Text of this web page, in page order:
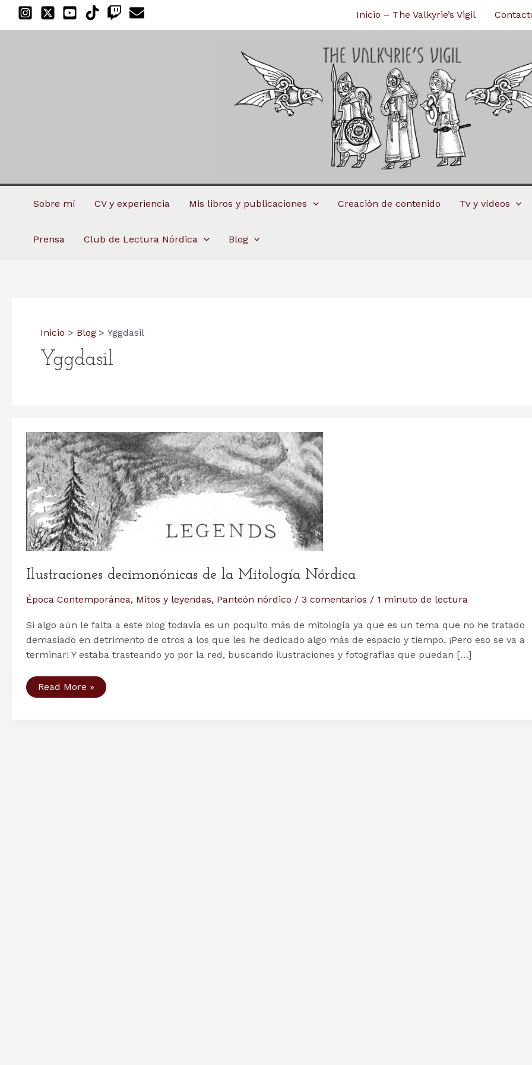
Inicio – The Valkyrie’s Vigil
Sobre mí CV y experiencia Mis libros y publicaciones Creación de contenido Tv y vídeos
Prensa Club de Lectura Nórdica Blog
Inicio Blog Yggdasil
Yggdasil
Ilustraciones decimonónicas de la Mitología Nórdica
Época Contemporánea, Mitos y leyendas, Panteón nórdico / 3 comentarios / 1 minuto de lectura
Si algo aún le falta a este blog todavía es un poquito más de mitología ya que es un tema que no he tratado
demasiado en detrimento de otros a los que les he dedicado algo más de espacio y tiempo. ¡Pero eso se va a
terminar! Y estaba trasteando yo por la red, buscando ilustraciones y fotografías que puedan […]
Ilustraciones
decimonónicas
Read More »